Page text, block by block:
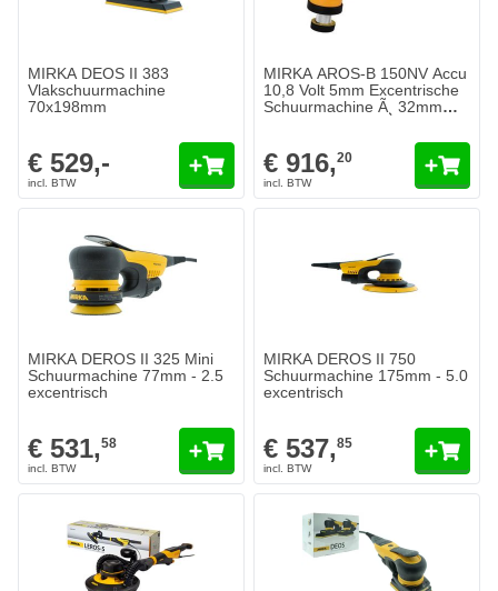
MIRKA DEOS II 383
Vlakschuurmachine
70x198mm
€ 529,-
MIRKA AROS-B 150NV Accu
10,8 Volt 5mm Excentrische
Schuurmachine Ã¸ 32mm
€ 916,20
MIRKA DEROS II 325 Mini
Schuurmachine 77mm - 2.5
excentrisch
€ 531,58
MIRKA DEROS II 750
Schuurmachine 175mm - 5.0
excentrisch
€ 537,85